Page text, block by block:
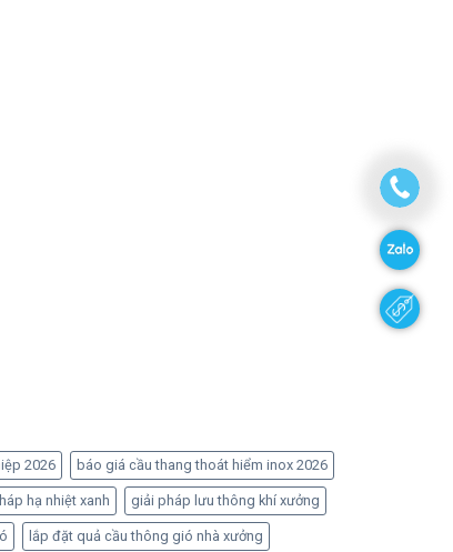
2026 báo giá cầu thang thoát hiểm inox 2026
hạ nhiệt xanh giải pháp lưu thông khí xưởng
lắp đặt quả cầu thông gió nhà xưởng